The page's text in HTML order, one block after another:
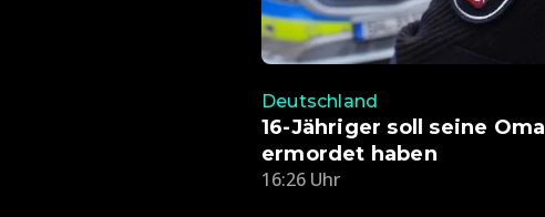
Deutschland
16-Jähriger soll seine Oma
ermordet haben
16:26 Uhr